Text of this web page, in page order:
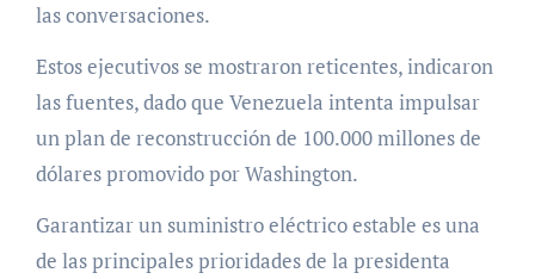
las conversaciones.
Estos ejecutivos se mostraron reticentes, indicaron
las fuentes, dado que Venezuela intenta impulsar
un plan de reconstrucción de 100.000 millones de
dólares promovido por Washington.
Garantizar un suministro eléctrico estable es una
de las principales prioridades de la presidenta